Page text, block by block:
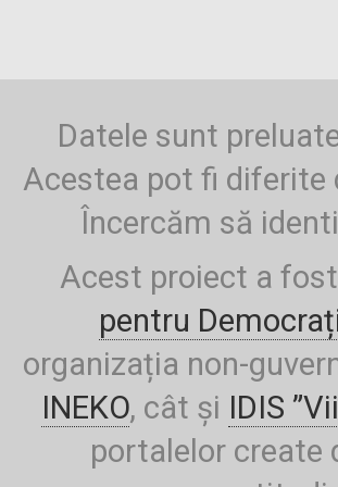
Datele sunt
Acestea pot fi diferite
Încercăm să
Acest proiect a
pentru
organizația non-
INEKO, cât și IDIS
portalelor create